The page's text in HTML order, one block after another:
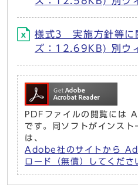
様式3 実施方針等に
ズ：12.69KB) 別ウ
PDFファイルの閲覧には
です。同ソフトがインスト
は、
Adobe社のサイトから
ロード（無償）してくださ